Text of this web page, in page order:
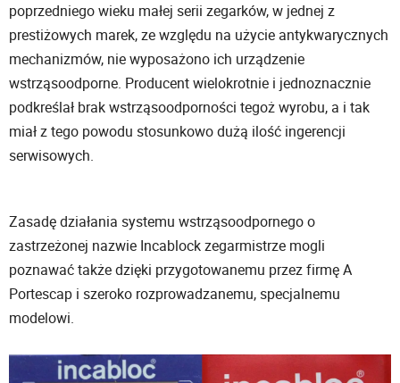
poprzedniego wieku małej serii zegarków, w jednej z
prestiżowych marek, ze względu na użycie antykwarycznych
mechanizmów, nie wyposażono ich urządzenie
wstrząsoodporne. Producent wielokrotnie i jednoznacznie
podkreślał brak wstrząsoodporności tegoż wyrobu, a i tak
miał z tego powodu stosunkowo dużą ilość ingerencji
serwisowych.
Zasadę działania systemu wstrząsoodpornego o
zastrzeżonej nazwie Incablock zegarmistrze mogli
poznawać także dzięki przygotowanemu przez firmę A
Portescap i szeroko rozprowadzanemu, specjalnemu
modelowi.